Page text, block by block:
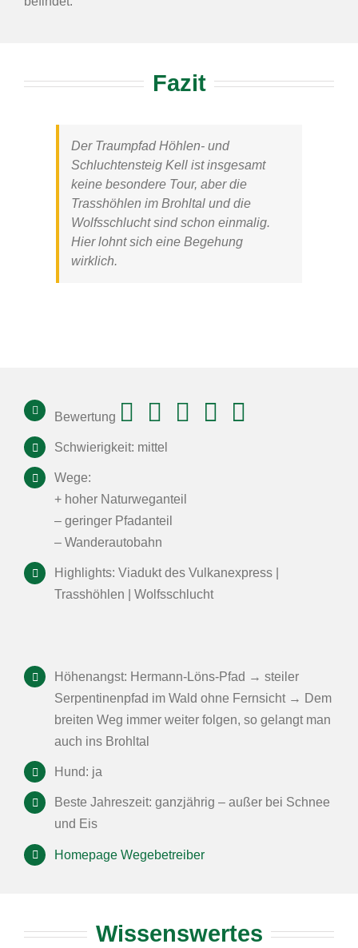
Fazit
DerTraumpfad Höhlen- und
Schluchtensteig Kell ist insgesamt
keine besondere Tour, aber die
Trasshöhlen im Brohltal und die
Wolfsschluchtsind schon einmalig.
Hier lohnt sich eine Begehung
wirklich.
Bewertung
Schwierigkeit: mittel
Wege:
+ hoher Naturweganteil
– geringer Pfadanteil
– Wanderautobahn
Highlights: Viadukt des Vulkanexpress |
Trasshöhlen | Wolfsschlucht
Höhenangst: Hermann-Löns-Pfad → steiler
Serpentinenpfad im Wald ohne Fernsicht → Dem
breiten Weg immer weiter folgen, so gelangt man
auch ins Brohltal
Hund: ja
Beste Jahreszeit: ganzjährig – außer bei Schnee
und Eis
Homepage Wegebetreiber
Wissenswertes